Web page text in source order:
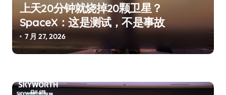
上天20分钟就烧掉20颗卫星？
SpaceX：这是测试，不是事故
7 月 27, 2026